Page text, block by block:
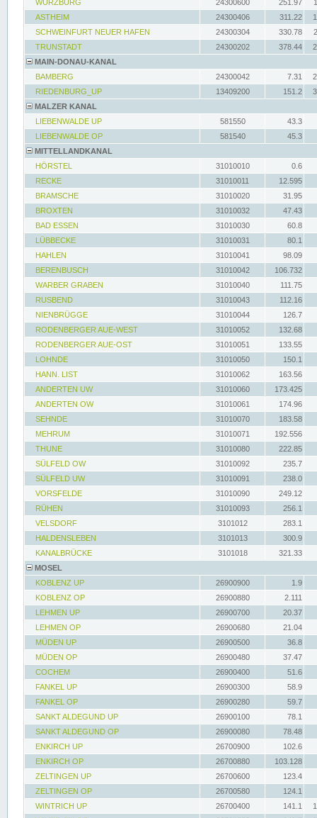
WÜRZBURG 24300600 251.97
ASTHEIM
24300406 311.22
SCHWEINFURT NEUER HAFEN
24300304 330.78
TRUNSTADT
24300202 378.44
MAIN-DONAU-KANAL
BAMBERG
24300042 7.31
RIEDENBURG_UP
13409200 151.2
MALZER KANAL
LIEBENWALDE UP
581550
43.3
LIEBENWALDE OP
581540
45.3
MITTELLANDKANAL
HÖRSTEL
31010010
0.6
RECKE
31010011
12.595
BRAMSCHE
31010020
31.95
BROXTEN
31010032
47.43
BAD ESSEN
31010030
60.8
LÜBBECKE
31010031
80.1
HAHLEN
31010041
98.09
BERENBUSCH
31010042
106.732
WARBER GRABEN
31010040
111.75
RUSBEND
31010043
112.16
NIENBRÜGGE
31010044
126.7
RODENBERGER AUE-WEST
31010052
132.68
RODENBERGER AUE-OST
31010051
133.55
LOHNDE
31010050
150.1
HANN. LIST
31010062
163.56
ANDERTEN UW
31010060
173.425
ANDERTEN OW
31010061
174.96
SEHNDE
31010070
183.58
MEHRUM
31010071
192.556
THUNE
31010080
222.85
SÜLFELD OW
31010092
235.7
SÜLFELD UW
31010091
238.0
VORSFELDE
31010090
249.12
RÜHEN
31010093
256.1
VELSDORF
3101012
283.1
HALDENSLEBEN
3101013
300.9
KANALBRÜCKE
3101018
321.33
MOSEL
KOBLENZ UP
26900900
1.9
KOBLENZ OP
26900880
2.111
LEHMEN UP
26900700
20.37
LEHMEN OP
26900680
21.04
MÜDEN UP
26900500
36.8
MÜDEN OP
26900480
37.47
COCHEM
26900400
51.6
FANKEL UP
26900300
58.9
FANKEL OP
26900280
59.7
SANKT ALDEGUND UP
26900100
78.1
SANKT ALDEGUND OP
26900080
78.48
ENKIRCH UP
26700900
102.6
ENKIRCH OP
26700880
103.128
ZELTINGEN UP
26700600
123.4
ZELTINGEN OP
26700580
124.1
WINTRICH UP
26700400 141.1